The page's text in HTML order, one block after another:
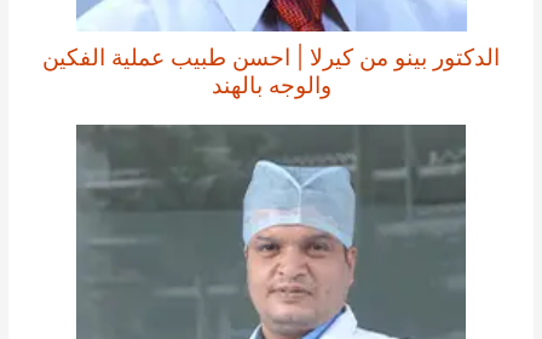
الدكتور بينو من كيرلا | احسن طبيب عملية الفكين
والوجه بالهند